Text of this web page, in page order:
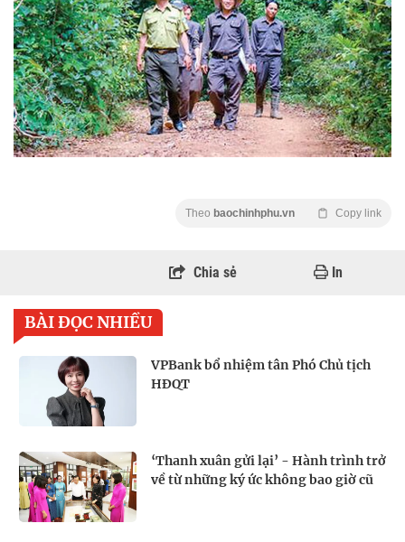
Theo baochinhphu.vn Copy link
Chia sẻ In
BÀI ĐỌC NHIỀU
VPBank bổ nhiệm tân Phó Chủ tịch
HĐQT
‘Thanh xuân gửi lại’ - Hành trình trở
về từ những ký ức không bao giờ cũ